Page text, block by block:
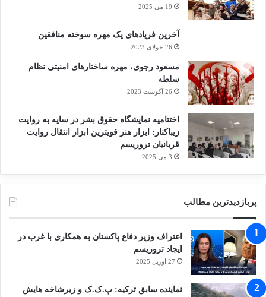
19 می 2025
آخرین فریادهای یک مهره سوخته منافقین
26 جولای 2023
مسعود رجوی، مهره ساختارهای امنیتی نظام
سلطه
26 آگوست 2023
اختتامیه نمایشگاه حقوق بشر در سایه به روایت
زیباکنار: ابزار هنر قویترین ابزار انتقال روایت
قربانیان تروریسم
3 می 2025
پربازدیدترین مطالب
اعتراف وزیر دفاع پاکستان به همکاری با غرب در
ایجاد تروریسم
27 آوریل 2025
نماینده سابق ترکیه: پ.ک.ک و زیرشاخه هایش